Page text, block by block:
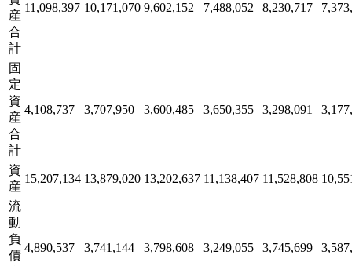
産
合
計
11,098,397 10,171,070 9,602,152 7,488,052 8,230,717
固
定
資
産
合
計
4,108,737 3,707,950 3,600,485 3,650,355 3,298,091
資
産
15,207,134 13,879,020 13,202,637 11,138,407 11,528,808
流
動
負
債
4,890,537 3,741,144 3,798,608 3,249,055 3,745,699